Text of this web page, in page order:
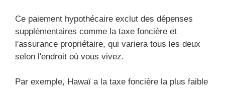
Ce paiement hypothécaire exclut des dépenses
supplémentaires comme la taxe foncière et
l'assurance propriétaire, qui variera tous les deux
selon l'endroit où vous vivez.
Par exemple, Hawaï a la taxe foncière la plus faible